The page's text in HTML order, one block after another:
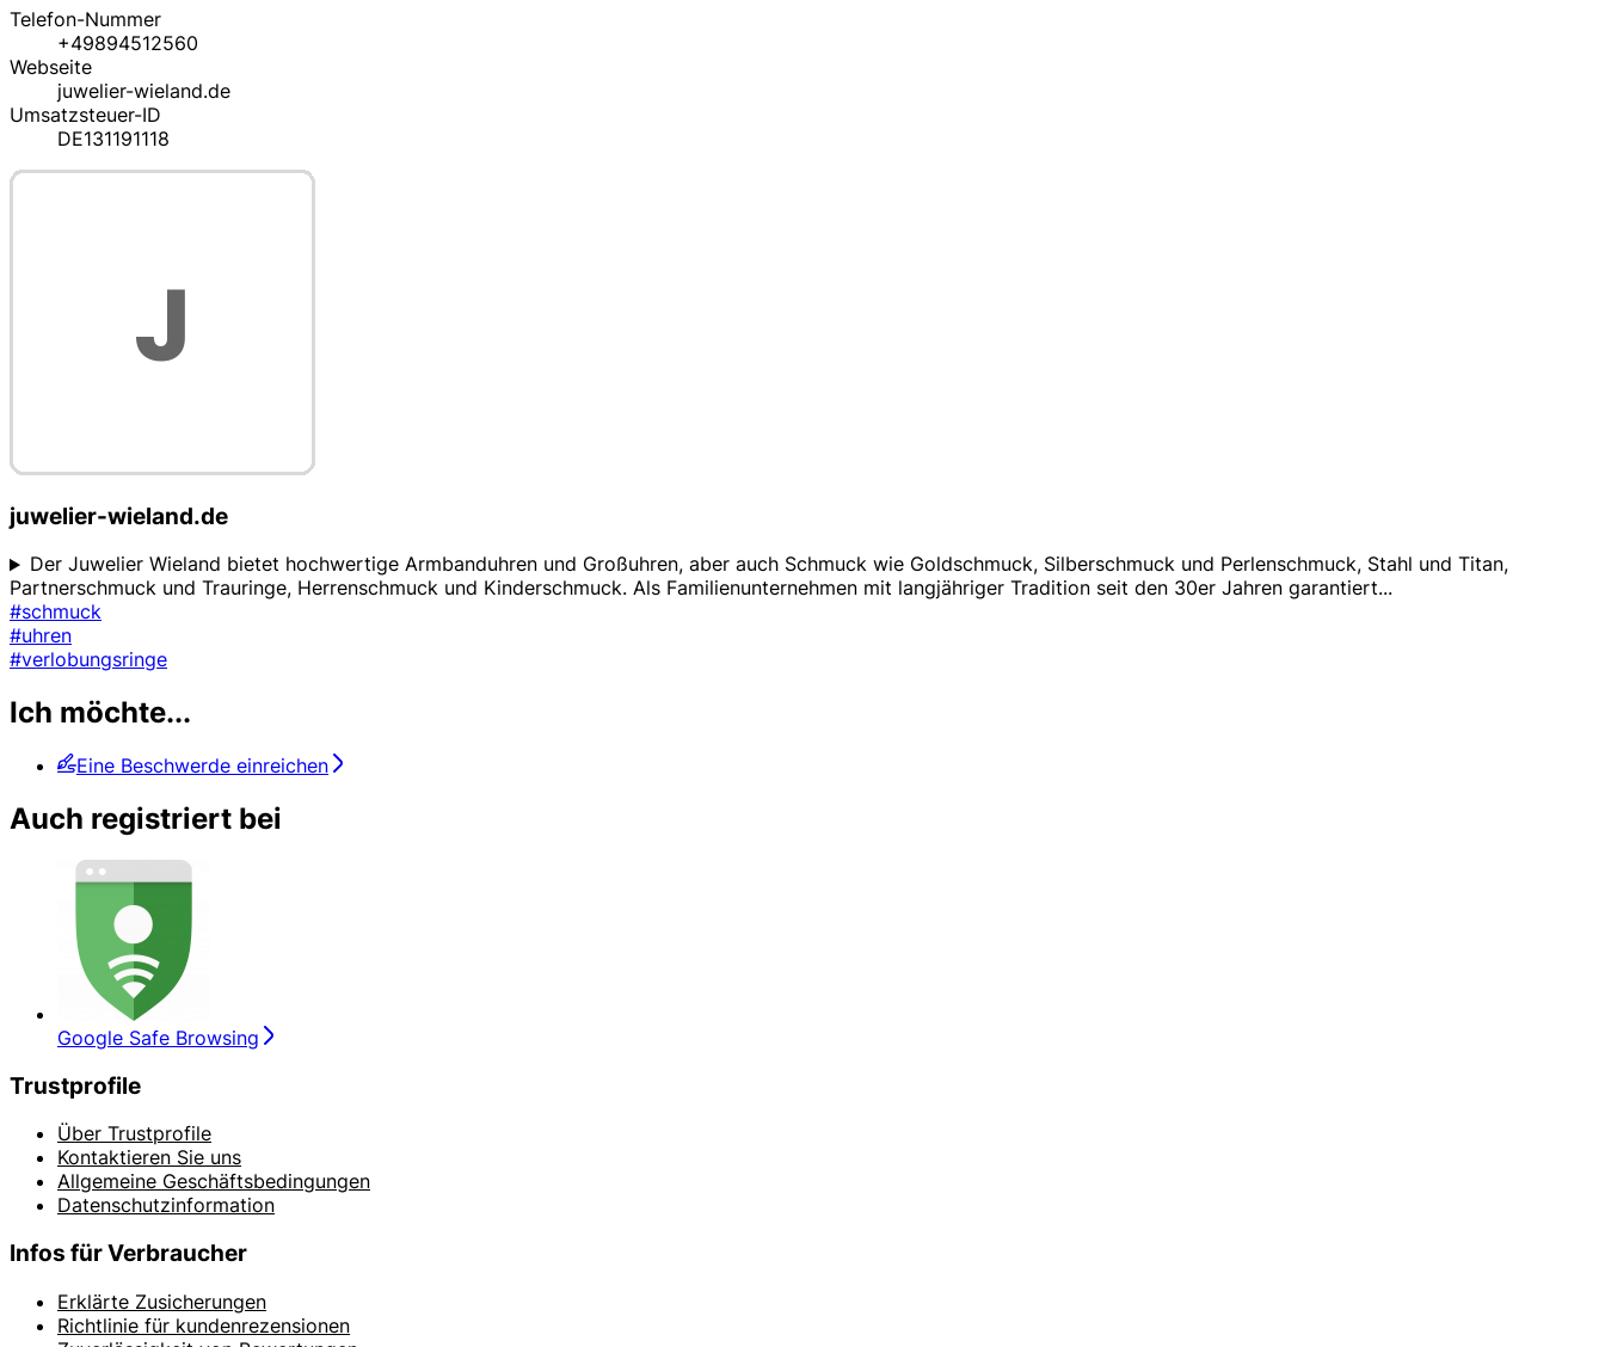
Telefon-Nummer
+49894512560
Webseite
juwelier-wieland.de
Umsatzsteuer-ID
DE131191118
juwelier-wieland.de
Der Juwelier Wieland bietet hochwertige Armbanduhren und Großuhren, aber auch Schmuck wie Goldschmuck, Silberschmuck und Perlenschmuck, Stahl und Titan,
Partnerschmuck und Trauringe, Herrenschmuck und Kinderschmuck. Als Familienunternehmen mit langjähriger Tradition seit den 30er Jahren garantiert...
#schmuck
#uhren
#verlobungsringe
Ich möchte...
Eine Beschwerde einreichen
Auch registriert bei
Google Safe Browsing
Trustprofile
Über Trustprofile
Kontaktieren Sie uns
Allgemeine Geschäftsbedingungen
Datenschutzinformation
Infos für Verbraucher
Erklärte Zusicherungen
Richtlinie für kundenrezensionen